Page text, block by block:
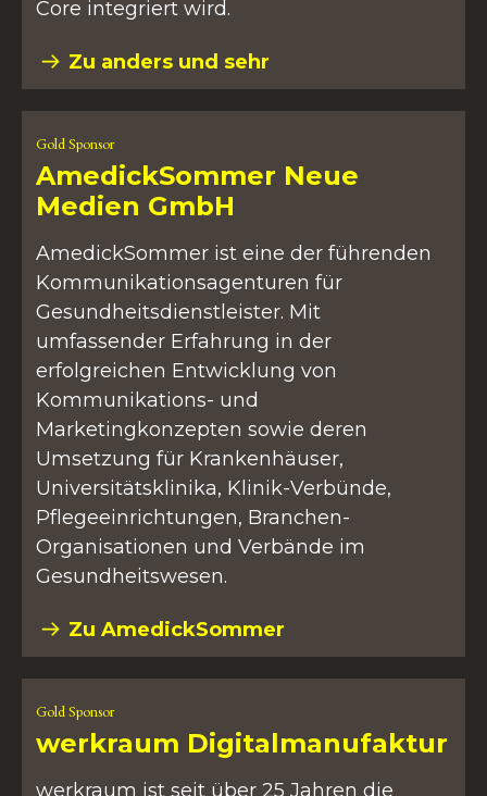
Core integriert wird.
Zu anders und sehr
Gold Sponsor
AmedickSommer Neue
Medien GmbH
AmedickSommer ist eine der führenden
Kommunikationsagenturen für
Gesundheitsdienstleister. Mit
umfassender Erfahrung in der
erfolgreichen Entwicklung von
Kommunikations- und
Marketingkonzepten sowie deren
Umsetzung für Krankenhäuser,
Universitätsklinika, Klinik-Verbünde,
Pflegeeinrichtungen, Branchen-
Organisationen und Verbände im
Gesundheitswesen.
Zu AmedickSommer
Gold Sponsor
werkraum Digitalmanufaktur
werkraum ist seit über 25 Jahren die